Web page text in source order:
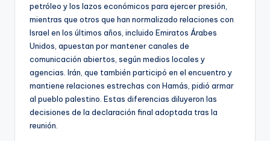
petróleo y los lazos económicos para ejercer presión,
mientras que otros que han normalizado relaciones con
Israel en los últimos años, incluido Emiratos Árabes
Unidos, apuestan por mantener canales de
comunicación abiertos, según medios locales y
agencias. Irán, que también participó en el encuentro y
mantiene relaciones estrechas con Hamás, pidió armar
al pueblo palestino. Estas diferencias diluyeron las
decisiones de la declaración final adoptada tras la
reunión.